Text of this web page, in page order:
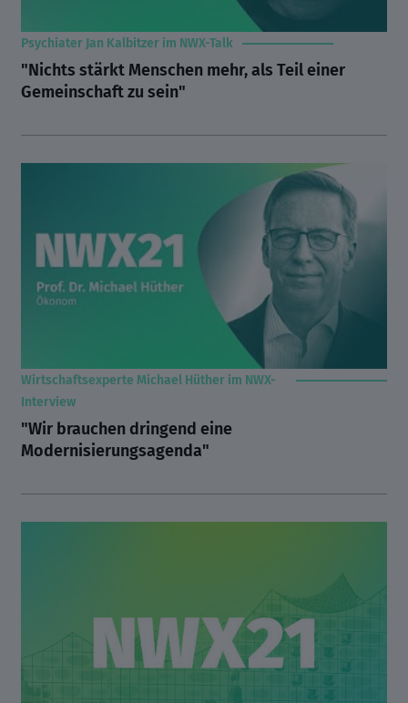
Psychiater Jan Kalbitzer im NWX-Talk
"Nichts stärkt Menschen mehr, als Teil einer
Gemeinschaft zu sein"
Wirtschaftsexperte Michael Hüther im NWX-
Interview
"Wir brauchen dringend eine
Modernisierungsagenda"